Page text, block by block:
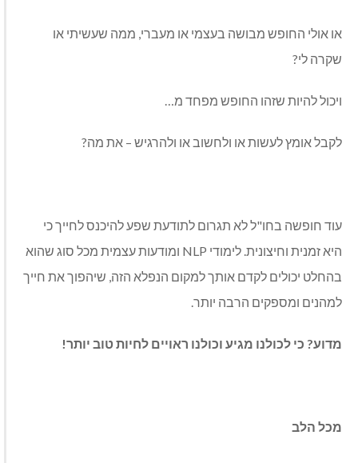
או אולי החופש מבושה בעצמי או מעברי, ממה שעשיתי או
שקרה לי?
ויכול להיות שזהו החופש מפחד מ…
לקבל אומץ לעשות או ולחשוב או ולהרגיש – את מה?
עוד חופשה בחו"ל לא תגרום לתודעת שפע להיכנס לחייך כי
היא זמנית וחיצונית. לימודי NLP ומודעות עצמית מכל סוג שהוא
בהחלט יכולים לקדם אותך למקום הנפלא הזה, שיהפוך את חייך
למהנים ומספקים הרבה יותר.
מדוע? כי לכולנו מגיע וכולנו ראויים לחיות טוב יותר!
מכל הלב